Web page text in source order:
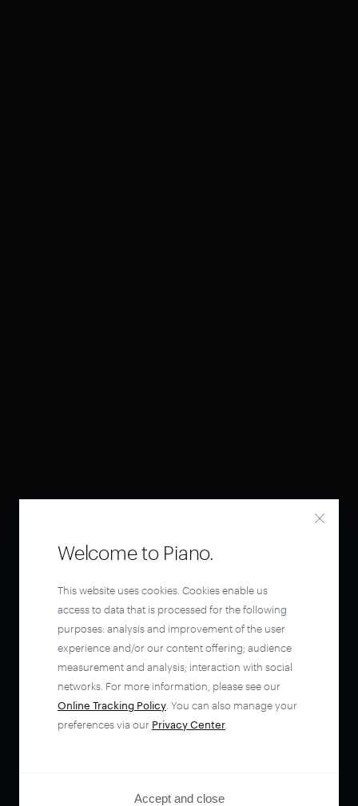
Welcome to Piano.
This website uses cookies. Cookies enable us
access to data that is processed for the following
purposes: analysis and improvement of the user
experience and/or our content offering; audience
measurement and analysis; interaction with social
networks. For more information, please see our
Online Tracking Policy . You can also manage your
preferences via our Privacy Center
Accept and close